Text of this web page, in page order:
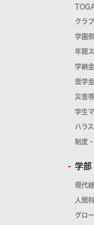
クラ
学園
年間
学納
奨学
災害
学生
ハラ
制度
学部
現代
人間
グロ